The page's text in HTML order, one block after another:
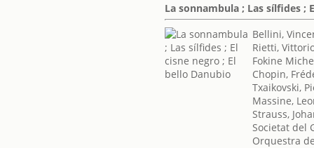
La sonnambula ; Las sílfides ;
Bellini,
Rietti,
Fokine
Chopin,
Txaikovski,
Massine,
Strauss,
Societat del
Orquestra